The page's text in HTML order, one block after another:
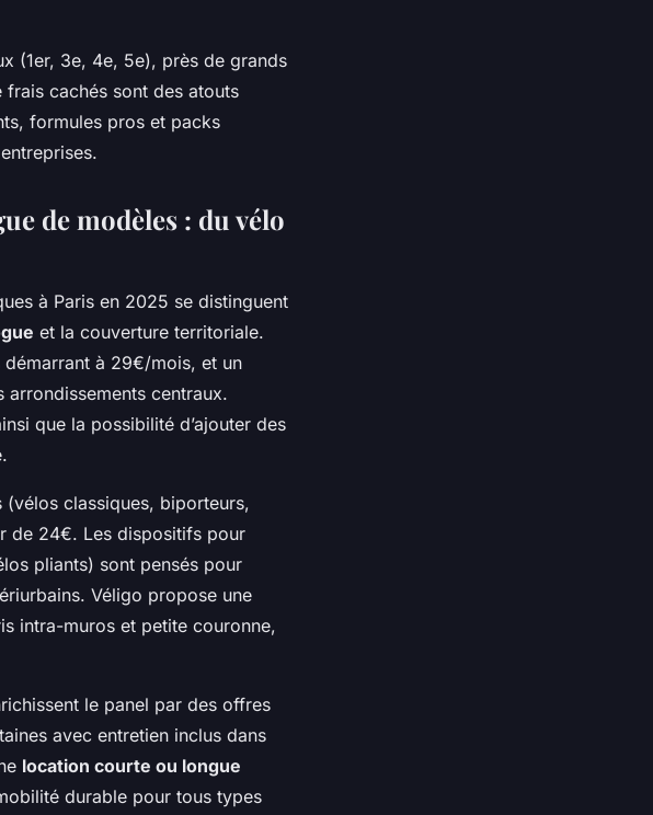
(1er, 3e, 4e, 5e), près de grands
frais cachés sont des atouts
formules pros et packs
de modèles : du vélo
à Paris en 2025 se distinguent
et la couverture territoriale.
à 29€/mois, et un
arrondissements centraux.
que la possibilité d’ajouter des
classiques, biporteurs,
de 24€. Les dispositifs pour
pliants) sont pensés pour
Véligo propose une
intra-muros et petite couronne,
le panel par des offres
avec entretien inclus dans
location courte ou longue
durable pour tous types